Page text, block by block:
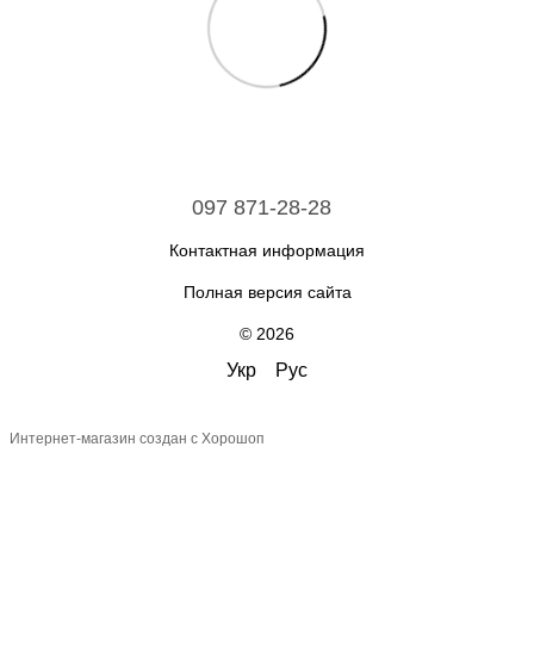
097 871-28-28
Контактная информация
Полная версия сайта
© 2026
Укр Рус
Интернет-магазин создан с Хорошоп